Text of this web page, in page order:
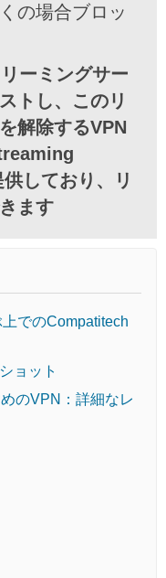
の場合ブロッ
ーミングサー
トし、このリ
解除するVPN
しており、リ
ます
でのCompatitech
ョット
のVPN：詳細なレ